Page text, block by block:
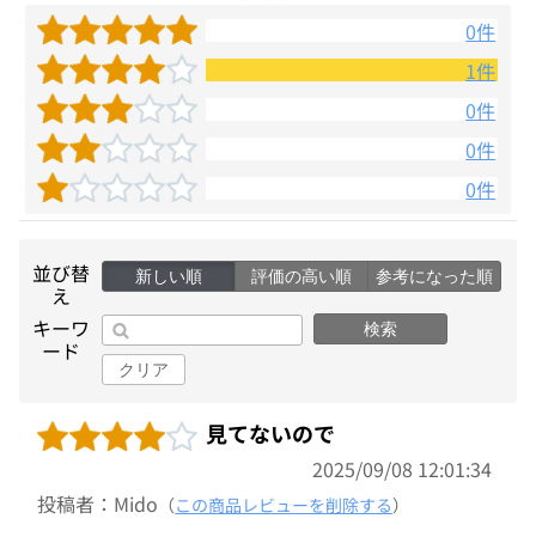
0件
1件
0件
0件
0件
並び替
え
新しい順 評価の高い順 参考になった順
キーワ
ード
検索
クリア
見てないので
2025/09/08 12:01:34
投稿者：Mido （この商品レビューを削除する）